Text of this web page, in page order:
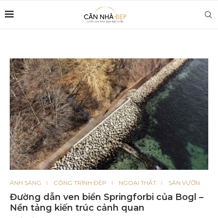
ÁNH SÁNG CÔNG TRÌNH ĐẸP NGOẠI THẤT SÂN VƯỜN
Đường dẫn ven biển Springforbi của Bogl –
Nền tảng kiến ​​trúc cảnh quan